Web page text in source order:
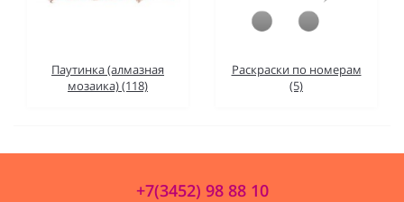
Паутинка (алмазная
мозаика) (118)
Раскраски по номерам
(5)
+7(3452) 98 88 10